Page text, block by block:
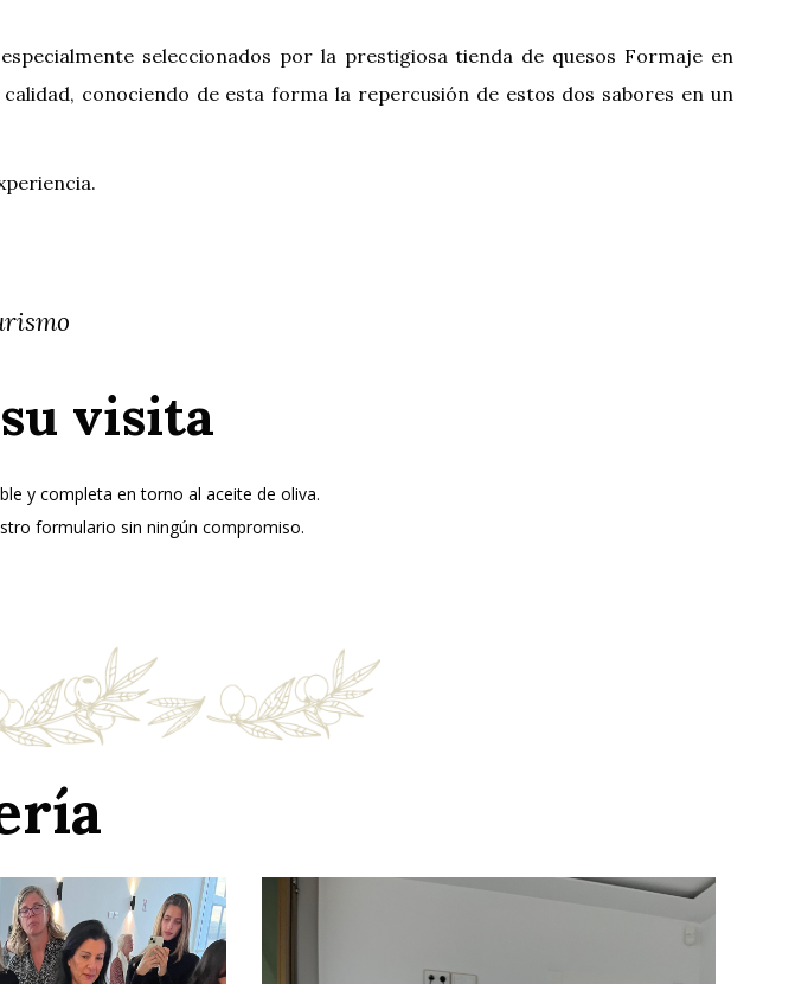
seleccionados por la prestigiosa tienda de quesos Formaje en
conociendo de esta forma la repercusión de estos dos sabores en un
visita
y completa en torno al aceite de oliva.
formulario sin ningún compromiso.